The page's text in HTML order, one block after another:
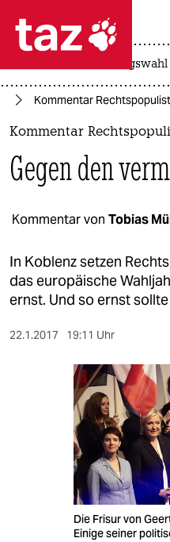
 taz
taz zahl
politik
öko
gesellschaft
kultur
wahrheit
veranstaltungen
Kommentar
Kommentar
Gegen den
Kommentar von Tobias
In Koblenz setzen
das europäische
ernst. Und so ernst
22.1.2017 19:11 Uhr
Die Frisur von
Einige seiner